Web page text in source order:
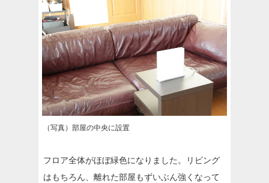
（写真）部屋の中央に設置
フロア全体がほぼ緑色になりました。リビング
はもちろん、離れた部屋もずいぶん強くなって